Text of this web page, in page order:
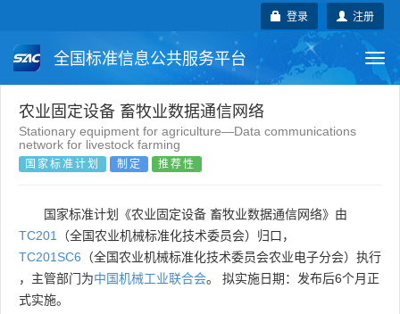
注册
登录
全国标准信息公共服务平台
国家标准 行业标准
团体标准 企业标准
农业固定设备 畜牧业数据通信网络
Stationary equipment for agriculture—Data communications
network for livestock farming
国家标准计划 制定 推荐性
国家标准计划《农业固定设备 畜牧业数据通信网络》由
TC201
（全国农业机械标准化技术委员会）归口，
TC201SC6 （全国农业机械标准化技术委员会农业电子分会）执行
，主管部门为中国机械工业联合会。 拟实施日期：发布后6个月正
式实施。